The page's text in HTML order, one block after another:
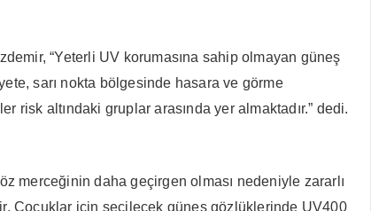
“Yeterli UV korumasına sahip olmayan güneş
sarı nokta bölgesinde hasara ve görme
altındaki gruplar arasında yer almaktadır.” dedi.
merceğinin daha geçirgen olması nedeniyle zararlı
Çocuklar için seçilecek güneş gözlüklerinde UV400